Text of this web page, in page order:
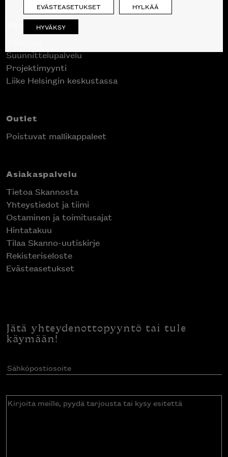
Skanno
Suunnittelupalvelu
Projektimyynti
Liike Helsingin keskustassa
Outlet
Poistuvat mallikappaleet
Asiakaspalvelu
Tietoa Skannosta
Yhteystiedot ja tiimi
Ostaminen ja toimitusajat
Hintatakuu
Tilaa Skanno-uutiskirje
Rekisteriseloste
Evästeasetukset
Jätä yhteydenottopyyntö tai tule
käymään!
Sähköpostiosoite(Pakollinen)
Kirjoita
EVÄSTEASETUKSET HYLKÄÄ
HYVÄKSY